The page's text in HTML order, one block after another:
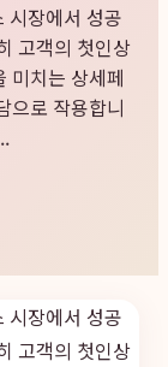
시장에서 성공
고객의 첫인상
미치는 상세페
으로 작용합니
시장에서 성공
고객의 첫인상